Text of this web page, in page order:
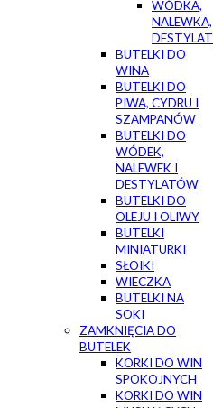
WÓDKA,
NALEWKA,
DESTYLAT
BUTELKI DO
WINA
BUTELKI DO
PIWA, CYDRU I
SZAMPANÓW
BUTELKI DO
WÓDEK,
NALEWEK I
DESTYLATÓW
BUTELKI DO
OLEJU I OLIWY
BUTELKI
MINIATURKI
SŁOIKI
WIECZKA
BUTELKI NA
SOKI
ZAMKNIĘCIA DO
BUTELEK
KORKI DO WIN
SPOKOJNYCH
KORKI DO WIN